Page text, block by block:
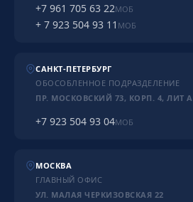
+7 961 705 63 22МОБ
+ 7 923 504 93 11 МОБ
САНКТ-ПЕТЕРБУРГ
ОБОСОБЛЕННОЕ ПОДРАЗДЕЛЕНИЕ
ПР. МОСКОВСКИЙ 73, КОРП. 4, ЛИТ А
+7 923 504 93 04МОБ
МОСКВА
ГЛАВНЫЙ ОФИС
УЛ. МАЛАЯ ЧЕРКИЗОВСКАЯ 22